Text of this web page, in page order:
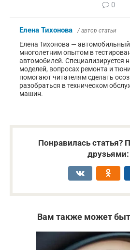
0
Елена Тихонова / автор статьи
Елена Тихонова —
многолетним опытом в
автомобилей. Специализируется
моделей, вопросах ремонта и
помогают читателям сделать
разобраться в техническом
машин.
Понравилась статья?
друзьями:
Вам также может